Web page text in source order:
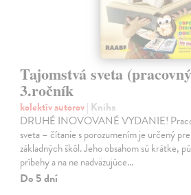
Tajomstvá sveta
3.ročník
kolektív autorov| Kniha
DRUHÉ INOVOVANÉ VYDANIE!
sveta – čítanie s porozumením je určený
základných škôl. Jeho obsahom sú krátke,
príbehy a na ne nadväzujúce…
Do 5 dní